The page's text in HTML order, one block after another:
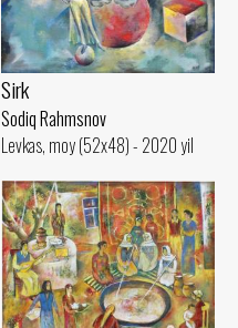
Sirk
Sodiq Rahmsnov
Levkas, moy (52x48) - 2020 yil